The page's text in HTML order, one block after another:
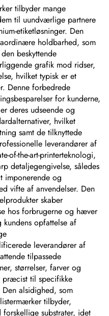
tilbyder mange
til uundværlige partnere
etiketløsninger. Den
holdbarhed, som
beskyttende
grafik mod ridser,
hvilket typisk er et
Denne forbedrede
for kunderne,
deres udseende og
hvilket
samt de tilknyttede
leverandører af
of-the-art-printerteknologi,
detaljegengivelse, således
imponerende og
vifte af anvendelser. Den
skaber
hos forbrugerne og hæver
opfattelse af
leverandører af
tilpassede
størrelser, farver og
præcist til specifikke
Den alsidighed, som
tilbyder,
substrater, idet